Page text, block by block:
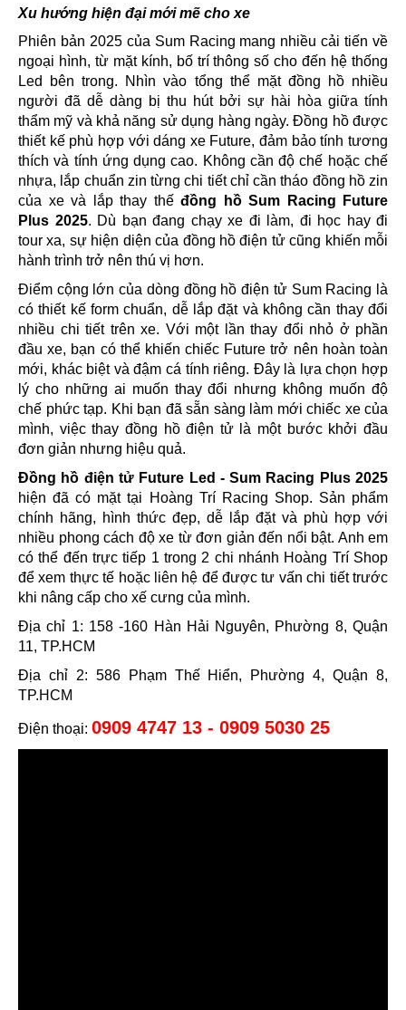
Xu hướng hiện đại mới mẽ cho xe
Phiên bản 2025 của Sum Racing mang nhiều cải tiến về
ngoại hình, từ mặt kính, bố trí thông số cho đến hệ thống
Led bên trong. Nhìn vào tổng thể mặt đồng hồ nhiều
người đã dễ dàng bị thu hút bởi sự hài hòa giữa tính
thẩm mỹ và khả năng sử dụng hàng ngày. Đồng hồ được
thiết kế phù hợp với dáng xe Future, đảm bảo tính tương
thích và tính ứng dụng cao. Không cần độ chế hoặc chế
nhựa, lắp chuẩn zin từng chi tiết chỉ cần tháo đồng hồ zin
của xe và lắp thay thế đồng hồ Sum Racing Future
Plus 2025. Dù bạn đang chạy xe đi làm, đi học hay đi
tour xa, sự hiện diện của đồng hồ điện tử cũng khiến mỗi
hành trình trở nên thú vị hơn.
Điểm cộng lớn của dòng đồng hồ điện tử Sum Racing là
có thiết kế form chuẩn, dễ lắp đặt và không cần thay đổi
nhiều chi tiết trên xe. Với một lần thay đổi nhỏ ở phần
đầu xe, bạn có thể khiến chiếc Future trở nên hoàn toàn
mới, khác biệt và đậm cá tính riêng. Đây là lựa chọn hợp
lý cho những ai muốn thay đổi nhưng không muốn độ
chế phức tạp. Khi bạn đã sẵn sàng làm mới chiếc xe của
mình, việc thay đồng hồ điện tử là một bước khởi đầu
đơn giản nhưng hiệu quả.
Đồng hồ điện tử Future Led - Sum Racing Plus 2025
hiện đã có mặt tại Hoàng Trí Racing Shop. Sản phẩm
chính hãng, hình thức đẹp, dễ lắp đặt và phù hợp với
nhiều phong cách độ xe từ đơn giản đến nổi bật. Anh em
có thể đến trực tiếp 1 trong 2 chi nhánh Hoàng Trí Shop
để xem thực tế hoặc liên hệ để được tư vấn chi tiết trước
khi nâng cấp cho xế cưng của mình.
Địa chỉ 1: 158 -160 Hàn Hải Nguyên, Phường 8, Quận
11, TP.HCM
Địa chỉ 2: 586 Phạm Thế Hiển, Phường 4, Quận 8,
TP.HCM
Điện thoại: 0909 4747 13 - 0909 5030 25